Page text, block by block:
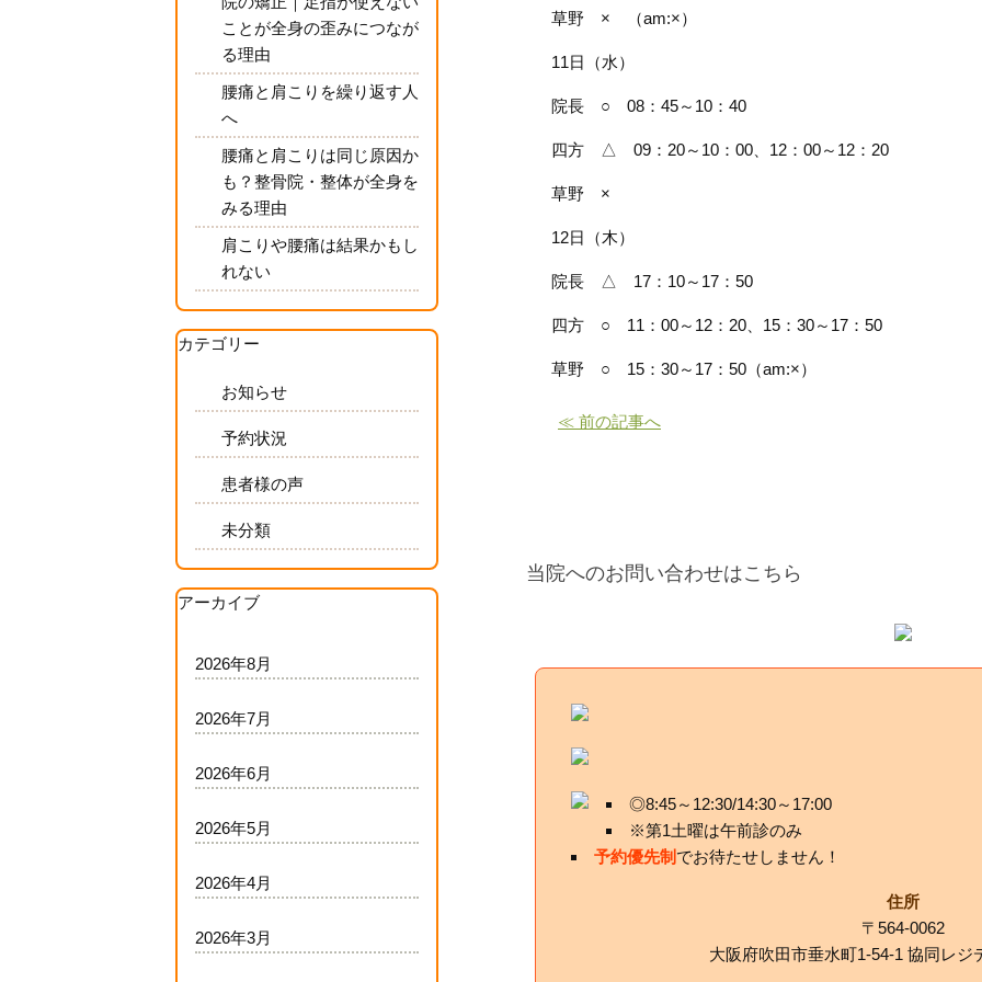
草野 × （am:×）
11日（水）
院長 ○ 08：45～10：40
四方 △ 09：20～10：00、12：00～12：20
草野 ×
12日（木）
院長 △ 17：10～17：50
四方 ○ 11：00～12：20、15：30～17：50
草野 ○ 15：30～17：50（am:×）
≪ 前の記事へ
当院へのお問い合わせはこちら
◎8:45～12:30/14:30～17:00
※第1土曜は午前診のみ
予約優先制 でお待たせしません！
住所
〒564-0062
大阪府吹田市垂水町1-54-1 協同レジ
ことが全身の歪みにつなが
る理由
腰痛と肩こりを繰り返す人
へ
腰痛と肩こりは同じ原因か
も？整骨院・整体が全身を
みる理由
肩こりや腰痛は結果かもし
れない
カテゴリー
お知らせ
予約状況
患者様の声
未分類
アーカイブ
2026年8月
2026年7月
2026年6月
2026年5月
2026年4月
2026年3月